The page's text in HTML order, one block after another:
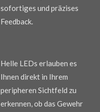
sofortiges und präzises
Feedback.
Helle LEDs erlauben es
Ihnen direkt in Ihrem
peripheren Sichtfeld zu
erkennen, ob das Gewehr